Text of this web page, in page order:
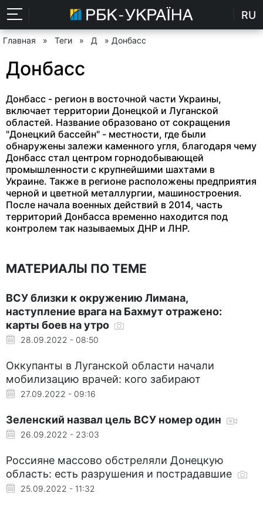
RU
Главная » Теги » Д » Донбасс
Донбасс
Донбасс - регион в восточной части Украины,
включает территории Донецкой и Луганской
областей. Название образовано от сокращения
"Донецкий бассейн" - местности, где были
обнаружены залежи каменного угля, благодаря чему
Донбасс стал центром горнодобывающей
промышленности с крупнейшими шахтами в
Украине. Также в регионе расположены предприятия
черной и цветной металлургии, машиностроения.
После начала военных действий в 2014, часть
территорий Донбасса временно находится под
контролем так называемых ДНР и ЛНР.
МАТЕРИАЛЫ ПО ТЕМЕ
ВСУ близки к окружению Лимана,
наступление врага на Бахмут отражено:
карты боев на утро
28.09.2022 - 08:50
Оккупанты в Луганской области начали
мобилизацию врачей: кого забирают
27.09.2022 - 09:16
Зеленский назвал цель ВСУ номер один
26.09.2022 - 23:03
Россияне массово обстреляли Донецкую
область: есть разрушения и пострадавшие
25.09.2022 - 11:32